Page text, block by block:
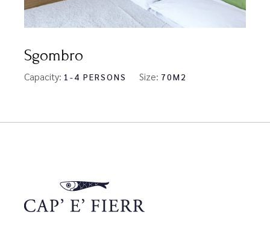
Sgombro
Capacity: 1-4 PERSONS Size: 70M2